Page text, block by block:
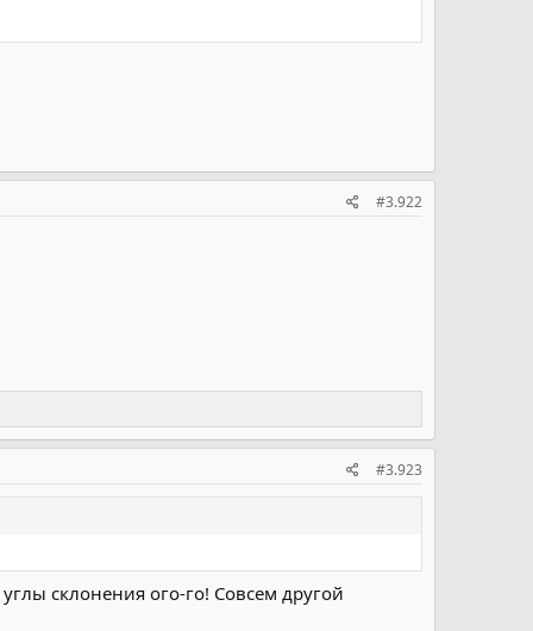
#3.922
#3.923
склонения ого-го! Совсем другой